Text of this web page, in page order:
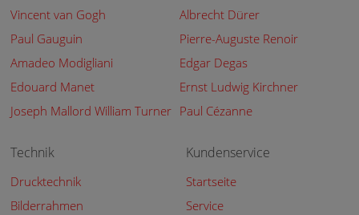
Vincent van Gogh
Albrecht Dürer
Paul Gauguin
Pierre-Auguste Renoir
Amadeo Modigliani
Edgar Degas
Edouard Manet
Ernst Ludwig Kirchner
Joseph Mallord William Turner Paul Cézanne
Technik
Drucktechnik
Bilderrahmen
Kundenservice
Startseite
Service